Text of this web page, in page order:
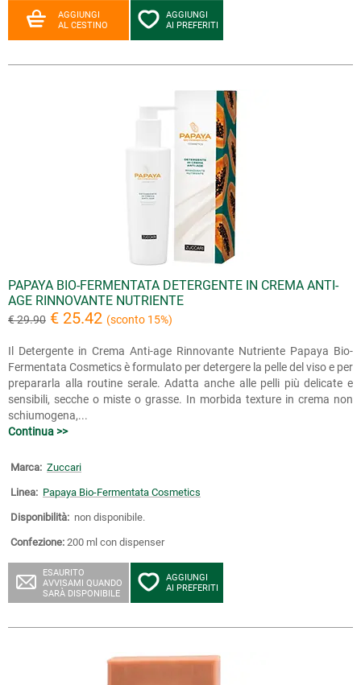
AGGIUNGI
AL CESTINO
AGGIUNGI
AI PREFERITI
PAPAYA BIO-FERMENTATA DETERGENTE IN CREMA ANTI-
AGE RINNOVANTE NUTRIENTE
€ 29.90 € 25.42 (sconto 15%)
Il Detergente in Crema Anti-age Rinnovante Nutriente Papaya Bio-
Fermentata Cosmetics è formulato per detergere la pelle del viso e per
prepararla alla routine serale. Adatta anche alle pelli più delicate e
sensibili, secche o miste o grasse. In morbida texture in crema non
schiumogena,...
Continua >>
Marca: Zuccari
Linea: Papaya Bio-Fermentata Cosmetics
Disponibilità: non disponibile.
Confezione: 200 ml con dispenser
ESAURITO
AVVISAMI QUANDO
SARÀ DISPONIBILE
AGGIUNGI
AI PREFERITI